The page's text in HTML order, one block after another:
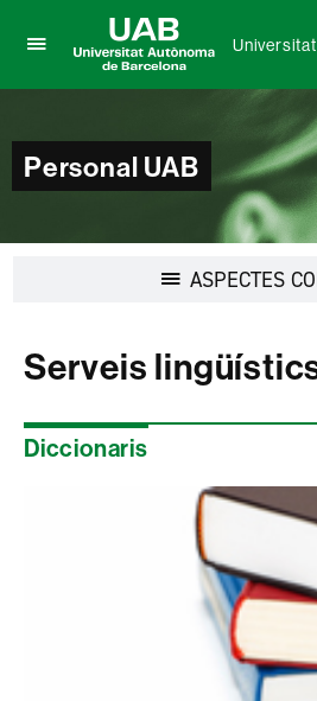
per
el
menú
deBarcelona
Personal UAB
ASPECTES
Serveis
Diccionaris